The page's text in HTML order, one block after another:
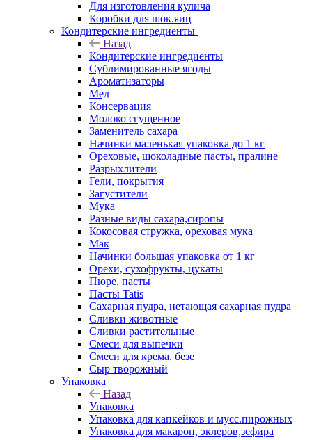
Для изготовления кулича
Коробки для шок.яиц
Кондитерские ингредиенты
Назад
Кондитерские ингредиенты
Сублимированные ягоды
Ароматизаторы
Мед
Консервация
Молоко сгущенное
Заменитель сахара
Начинки маленькая упаковка до 1 кг
Ореховые, шоколадные пасты, пралине
Разрыхлители
Гели, покрытия
Загустители
Мука
Разные виды сахара,сиропы
Кокосовая стружка, ореховая мука
Мак
Начинки большая упаковка от 1 кг
Орехи, сухофрукты, цукаты
Пюре, пасты
Пасты Tatis
Сахарная пудра, нетающая сахарная пудра
Сливки животные
Сливки растительные
Смеси для выпечки
Смеси для крема, безе
Сыр творожный
Упаковка
Назад
Упаковка
Упаковка для капкейков и мусс.пирожных
Упаковка для макарон, эклеров,зефира